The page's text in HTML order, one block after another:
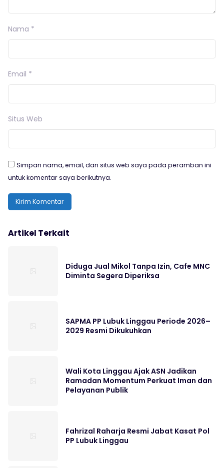
Nama *
Email *
Situs Web
Simpan nama, email, dan situs web saya pada peramban ini
untuk komentar saya berikutnya.
Artikel Terkait
Diduga Jual Mikol Tanpa Izin, Cafe MNC
Diminta Segera Diperiksa
SAPMA PP Lubuk Linggau Periode 2026–
2029 Resmi Dikukuhkan
Wali Kota Linggau Ajak ASN Jadikan
Ramadan Momentum Perkuat Iman dan
Pelayanan Publik
Fahrizal Raharja Resmi Jabat Kasat Pol
PP Lubuk Linggau